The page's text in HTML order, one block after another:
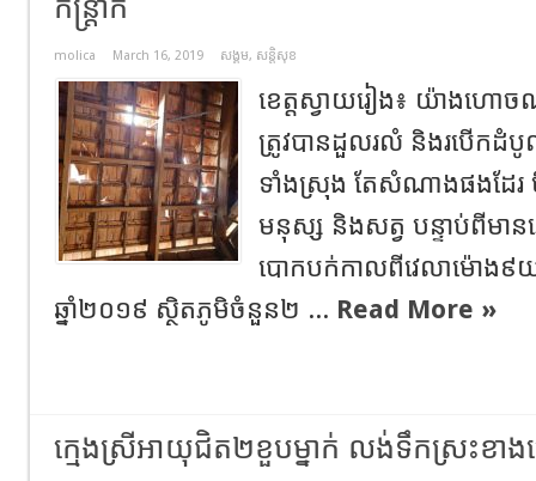
កន្ត្រាក់
molica March 16, 2019 សង្គម, សន្តិសុខ
ខេត្តស្វាយរៀង៖ យ៉ាងហោច
ត្រូវបានដួលរលំ និងរបើកដំ
ទាំងស្រុង តែសំណាងផងដែរ
មនុស្ស និងសត្វ បន្ទាប់ពីមា
បោកបក់កាលពីវេលាម៉ោង៩យ
ឆ្នាំ២០១៩ ស្ថិតភូមិចំនួន២ ... Read More »
ក្មេងស្រីអាយុជិត២ខួបម្នាក់ លង់ទឹកស្រះខាង